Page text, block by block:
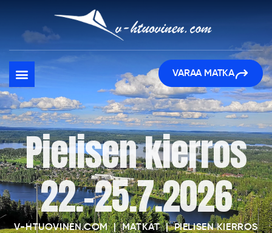
VARAA MATKA
Pielisen kierros
22.-25.7.2026
V-HTUOVINEN.COM|MATKAT|PIELISEN KIERROS